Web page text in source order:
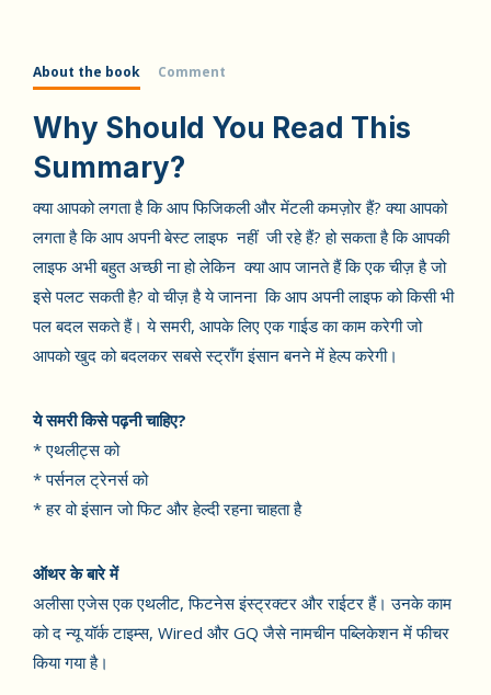
About the book Comment
Why Should You Read This
Summary?
क्या आपको लगता है कि आप फिजिकली और मेंटली कमज़ोर हैं? क्या आपको
लगता है कि आप अपनी बेस्ट लाइफ नहीं जी रहे हैं? हो सकता है कि आपकी
लाइफ अभी बहुत अच्छी ना हो लेकिन क्या आप जानते हैं कि एक चीज़ है जो
इसे पलट सकती है? वो चीज़ है ये जानना कि आप अपनी लाइफ को किसी भी
पल बदल सकते हैं। ये समरी, आपके लिए एक गाईड का काम करेगी जो
आपको खुद को बदलकर सबसे स्ट्रॉंग इंसान बनने में हेल्प करेगी।
ये समरी किसे पढ़नी चाहिए?
* एथलीट्स को
* पर्सनल ट्रेनर्स को
* हर वो इंसान जो फिट और हेल्दी रहना चाहता है
ऑथर के बारे में
अलीसा एजेस एक एथलीट, फिटनेस इंस्ट्रक्टर और राईटर हैं। उनके काम
को द न्यू यॉर्क टाइम्स, Wired और GQ जैसे नामचीन पब्लिकेशन में फीचर
किया गया है।